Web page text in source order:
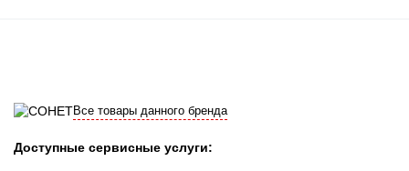
Все товары данного бренда
Доступные сервисные услуги: